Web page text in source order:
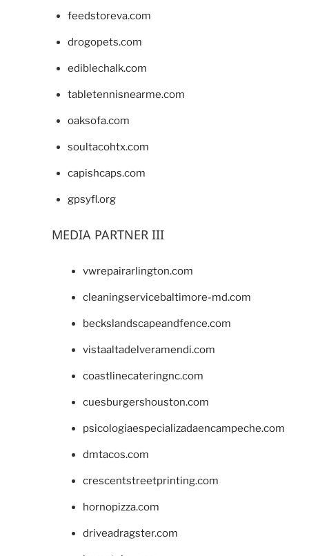
feedstoreva.com
drogopets.com
ediblechalk.com
tabletennisnearme.com
oaksofa.com
soultacohtx.com
capishcaps.com
gpsyfl.org
MEDIA PARTNER III
vwrepairarlington.com
cleaningservicebaltimore-md.com
beckslandscapeandfence.com
vistaaltadelveramendi.com
coastlinecateringnc.com
cuesburgershouston.com
psicologiaespecializadaencampeche.com
dmtacos.com
crescentstreetprinting.com
hornopizza.com
driveadragster.com